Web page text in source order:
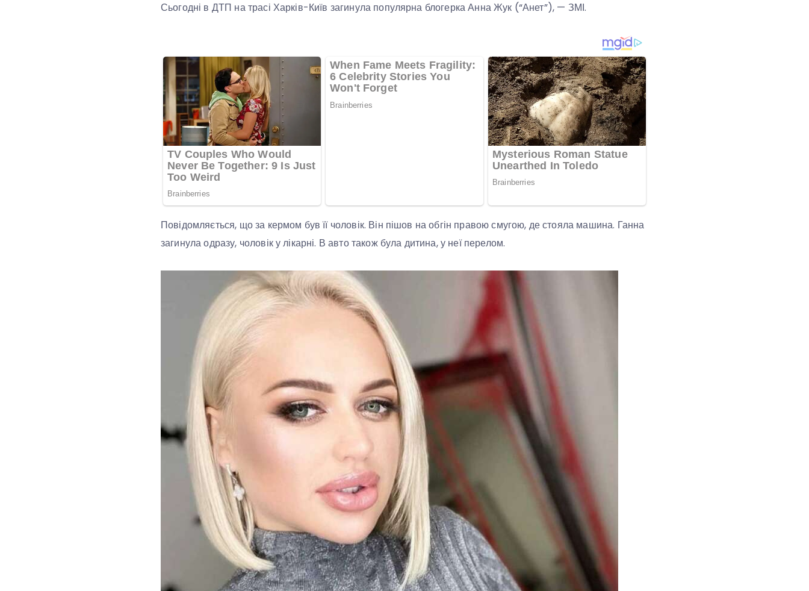
Сьогодні в ДТП на трасі Харків-Київ загинула популярна блогерка Анна Жук (“Анет”), — ЗМІ.
Повідомляється, що за кермом був її чоловік. Він пішов на обгін правою смугою, де стояла машина. Ганна
загинула одразу, чоловік у лікарні. В авто також була дитина, у неї перелом.